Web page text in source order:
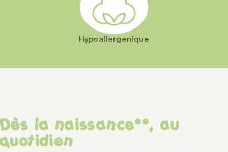
Hypoallergenique
Dès la naissance**, au
quotidien